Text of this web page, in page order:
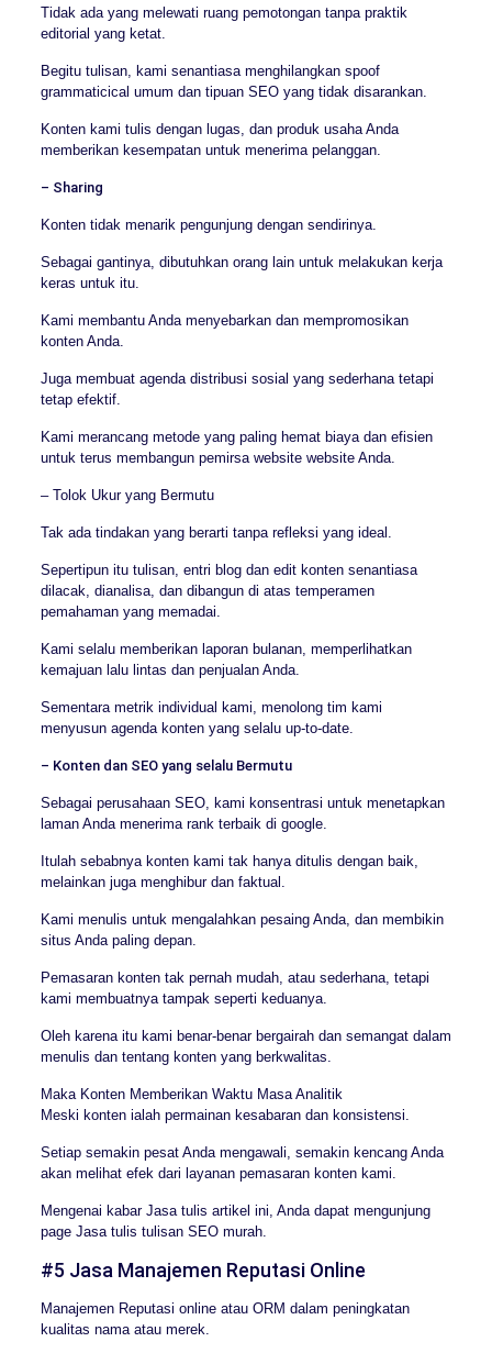
Tidak ada yang melewati ruang pemotongan tanpa praktik
editorial yang ketat.
Begitu tulisan, kami senantiasa menghilangkan spoof
grammaticical umum dan tipuan SEO yang tidak disarankan.
Konten kami tulis dengan lugas, dan produk usaha Anda
memberikan kesempatan untuk menerima pelanggan.
– Sharing
Konten tidak menarik pengunjung dengan sendirinya.
Sebagai gantinya, dibutuhkan orang lain untuk melakukan kerja
keras untuk itu.
Kami membantu Anda menyebarkan dan mempromosikan
konten Anda.
Juga membuat agenda distribusi sosial yang sederhana tetapi
tetap efektif.
Kami merancang metode yang paling hemat biaya dan efisien
untuk terus membangun pemirsa website website Anda.
– Tolok Ukur yang Bermutu
Tak ada tindakan yang berarti tanpa refleksi yang ideal.
Sepertipun itu tulisan, entri blog dan edit konten senantiasa
dilacak, dianalisa, dan dibangun di atas temperamen
pemahaman yang memadai.
Kami selalu memberikan laporan bulanan, memperlihatkan
kemajuan lalu lintas dan penjualan Anda.
Sementara metrik individual kami, menolong tim kami
menyusun agenda konten yang selalu up-to-date.
– Konten dan SEO yang selalu Bermutu
Sebagai perusahaan SEO, kami konsentrasi untuk menetapkan
laman Anda menerima rank terbaik di google.
Itulah sebabnya konten kami tak hanya ditulis dengan baik,
melainkan juga menghibur dan faktual.
Kami menulis untuk mengalahkan pesaing Anda, dan membikin
situs Anda paling depan.
Pemasaran konten tak pernah mudah, atau sederhana, tetapi
kami membuatnya tampak seperti keduanya.
Oleh karena itu kami benar-benar bergairah dan semangat dalam
menulis dan tentang konten yang berkwalitas.
Maka Konten Memberikan Waktu Masa Analitik
Meski konten ialah permainan kesabaran dan konsistensi.
Setiap semakin pesat Anda mengawali, semakin kencang Anda
akan melihat efek dari layanan pemasaran konten kami.
Mengenai kabar Jasa tulis artikel ini, Anda dapat mengunjung
page Jasa tulis tulisan SEO murah.
#5 Jasa Manajemen Reputasi Online
Manajemen Reputasi online atau ORM dalam peningkatan
kualitas nama atau merek.